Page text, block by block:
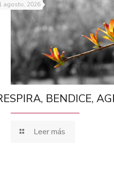
agosto, 2026
BENDICE,
Leer más